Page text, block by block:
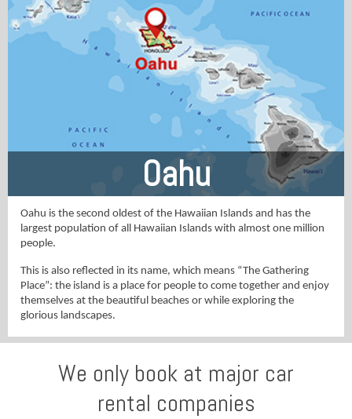
Oahu
Oahu is the second oldest of the Hawaiian Islands and has the
largest population of all Hawaiian Islands with almost one million
people.
This is also reflected in its name, which means “The Gathering
Place”: the island is a place for people to come together and enjoy
themselves at the beautiful beaches or while exploring the
glorious landscapes.
We only book at major car
rental companies